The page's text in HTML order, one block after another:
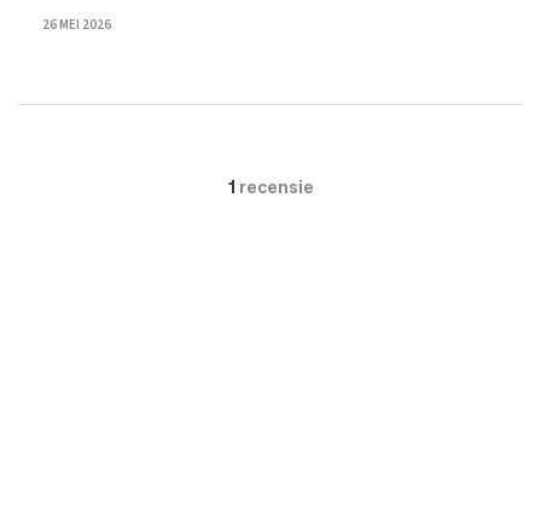
26 MEI 2026
1 recensie